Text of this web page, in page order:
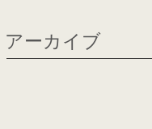
アーカイブ